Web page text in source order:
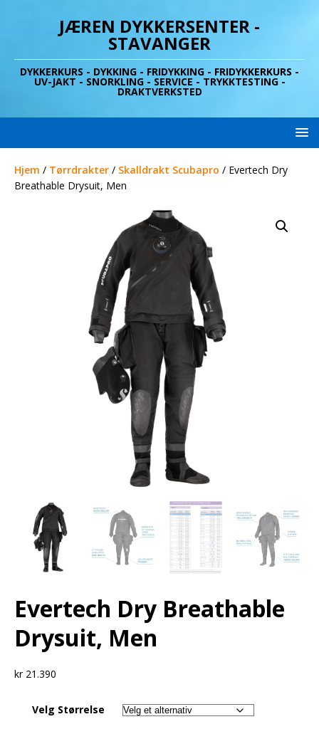
JÆREN DYKKERSENTER -
STAVANGER
DYKKERKURS - DYKKING - FRIDYKKING - FRIDYKKERKURS -
UV-JAKT - SNORKLING - SERVICE - TRYKKTESTING -
DRAKTVERKSTED
Hjem / Tørrdrakter / Skalldrakt Scubapro / Evertech Dry
Breathable Drysuit, Men
Evertech Dry Breathable
Drysuit, Men
kr21.390
Velg Størrelse